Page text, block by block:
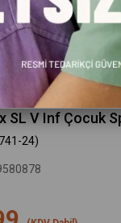
38074124
SL V Inf Çocuk
24)